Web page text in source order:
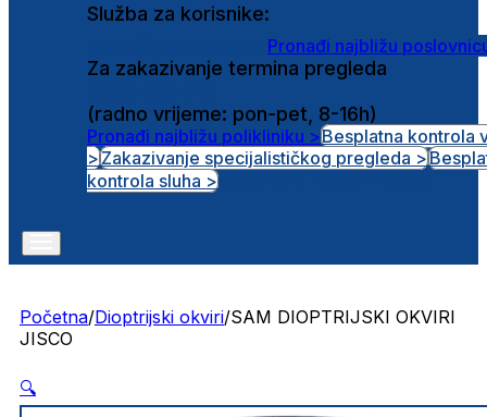
Služba za korisnike:
Pronađi najbližu
Za zakazivanje termina pregleda
(radno vrijeme: pon-pet, 8-16h)
Pronađi najbližu polikliniku >Besplatna kontrola
>Zakazivanje specijalističkog pregleda >
kontrola sluha >
Početna/Dioptrijski okviri/SAM DIOPTRIJSKI OKVIRI
JISCO
🔍